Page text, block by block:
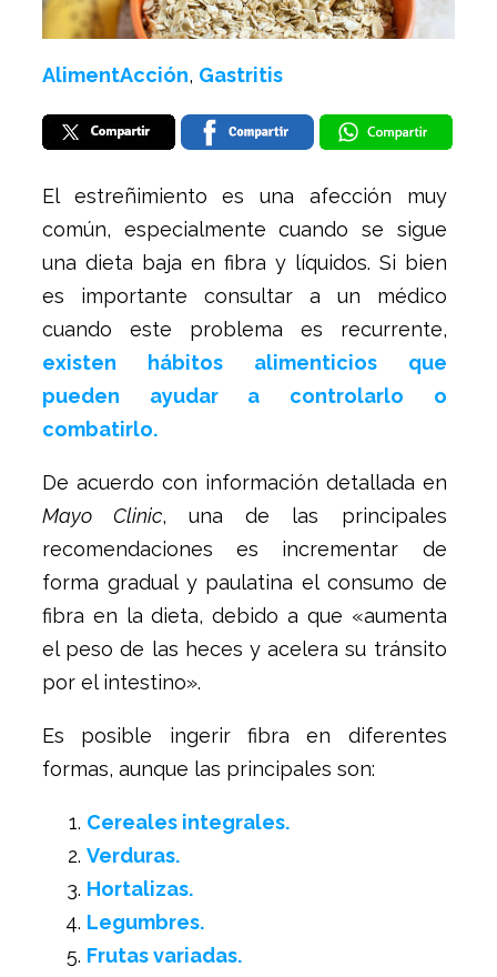
AlimentAcción, Gastritis
El estreñimiento es una afección muy
común, especialmente cuando se sigue
una dieta baja en fibra y líquidos. Si bien
es importante consultar a un médico
cuando este problema es recurrente,
existen hábitos alimenticios que
pueden ayudar a controlarlo o
combatirlo.
De acuerdo con información detallada en
Mayo Clinic, una de las principales
recomendaciones es incrementar de
forma gradual y paulatina el consumo de
fibra en la dieta, debido a que «aumenta
el peso de las heces y acelera su tránsito
por el intestino».
Es posible ingerir fibra en diferentes
formas, aunque las principales son:
Cereales integrales.
Verduras.
Hortalizas.
Legumbres.
Frutas variadas.